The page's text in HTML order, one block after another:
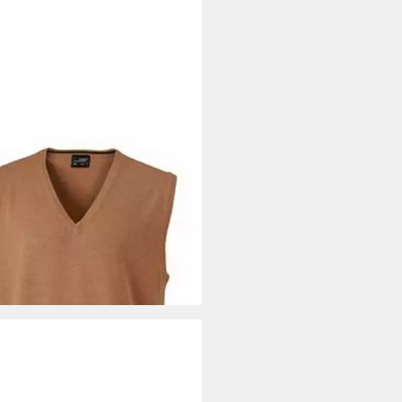
Pullunder JN 657 Herren V-
Pullunder Leichte Strickqualität
€